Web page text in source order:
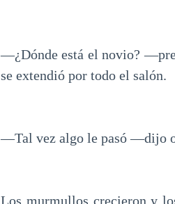
—¿Dónde está el novio?
se extendió por todo el salón.
—Tal vez algo le pasó —dijo
Los murmullos crecieron y